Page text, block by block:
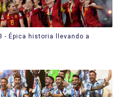
- Épica historia llevando a